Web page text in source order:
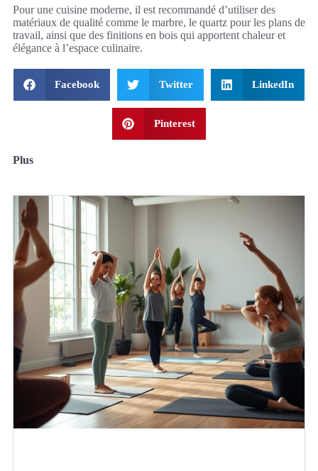
Pour une cuisine moderne, il est recommandé d’utiliser des
matériaux de qualité comme le marbre, le quartz pour les plans de
travail, ainsi que des finitions en bois qui apportent chaleur et
élégance à l’espace culinaire.
Facebook Twitter LinkedIn
Pinterest
Plus